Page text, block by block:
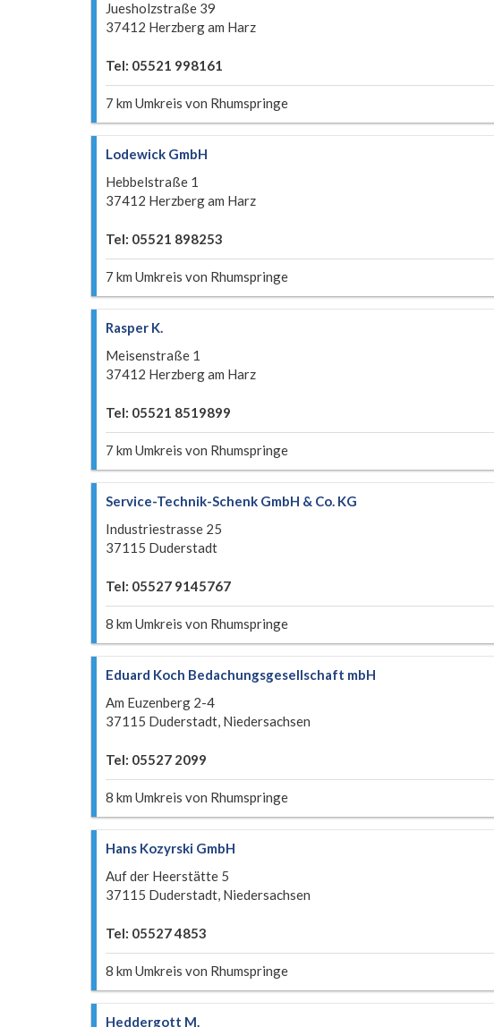
Juesholzstraße 39
37412 Herzberg am Harz
Tel: 05521 998161
7 km Umkreis von Rhumspringe
Lodewick GmbH
Hebbelstraße 1
37412 Herzberg am Harz
Tel: 05521 898253
7 km Umkreis von Rhumspringe
Rasper K.
Meisenstraße 1
37412 Herzberg am Harz
Tel: 05521 8519899
7 km Umkreis von Rhumspringe
Service-Technik-Schenk GmbH & Co. KG
Industriestrasse 25
37115 Duderstadt
Tel: 05527 9145767
8 km Umkreis von Rhumspringe
Eduard Koch Bedachungsgesellschaft mbH
Am Euzenberg 2-4
37115 Duderstadt, Niedersachsen
Tel: 05527 2099
8 km Umkreis von Rhumspringe
Hans Kozyrski GmbH
Auf der Heerstätte 5
37115 Duderstadt, Niedersachsen
Tel: 05527 4853
8 km Umkreis von Rhumspringe
Heddergott M.